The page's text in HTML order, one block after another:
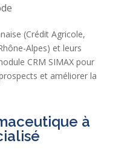
(Crédit Agricole,
Alpes) et leurs
CRM SIMAX pour
et améliorer la
à